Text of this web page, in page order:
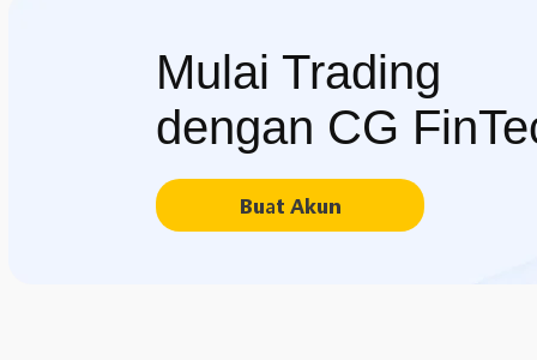
Mulai Trading
dengan CG
Buat Akun